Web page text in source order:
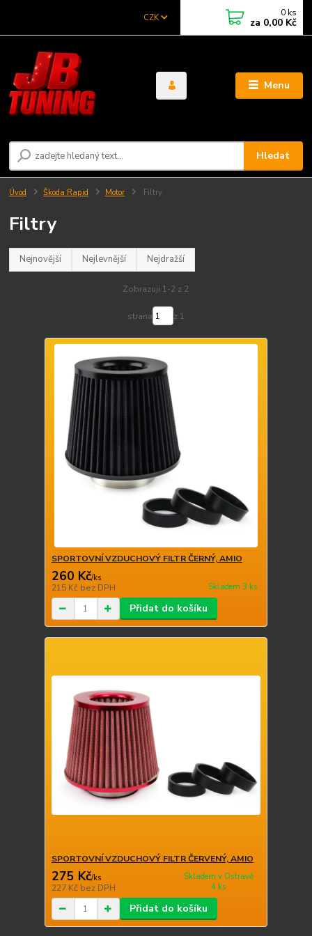
Menu
CZK
Hledat
0 ks
za 0,00 Kč
Úvod Škoda Rapid Motor Filtry
Filtry
Nejnovější Nejlevnější Nejdražší
Zobrazuji 1-2 z 2
strana z 1
SPORTOVNÍ VZDUCHOVÝ FILTR ČERNÝ, AMIO
260 Kč/ks
215 Kč bez DPH Skladem 3 ks
Přidat do košíku
SPORTOVNÍ VZDUCHOVÝ FILTR ČERVENÝ, AMIO
275 Kč/ks
227 Kč bez DPH
Skladem v Ostravě
4 ks
Přidat do košíku